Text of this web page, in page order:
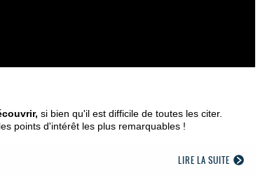
si bien qu'il est difficile de toutes les citer.
points d'intérêt les plus remarquables !
LIRE LA SUITE